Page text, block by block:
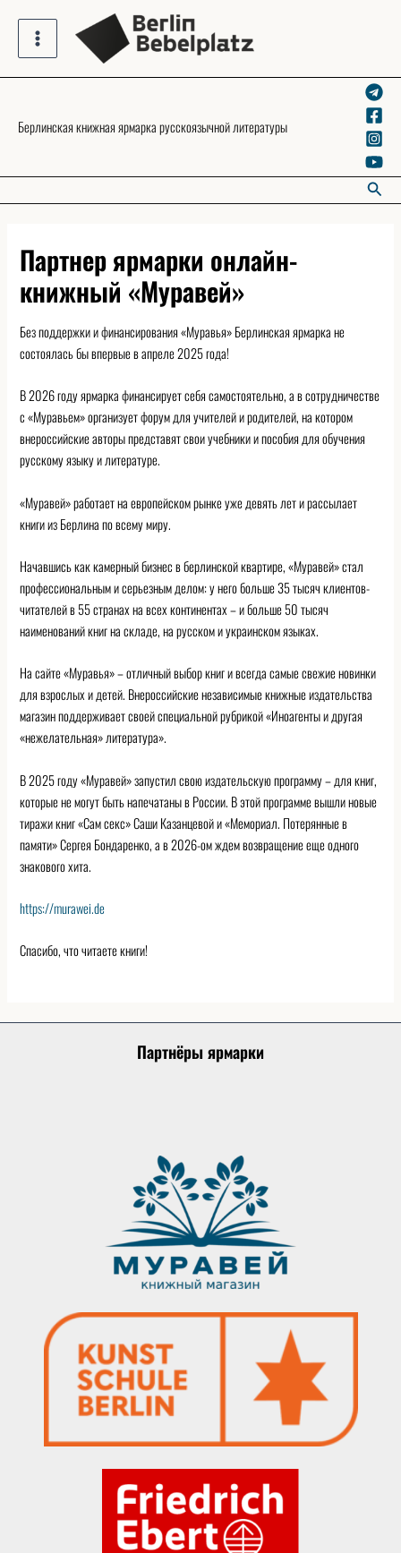
content Main
Берлинская книжная ярмарка русскоязычной литературы
Партнер ярмарки онлайн-
книжный «Муравей»
Без поддержки и финансирования «Муравья» Берлинская ярмарка не
состоялась бы впервые в апреле 2025 года!
В 2026 году ярмарка финансирует себя самостоятельно, а в сотрудничестве
с «Муравьем» организует форум для учителей и родителей, на котором
внероссийские авторы представят свои учебники и пособия для обучения
русскому языку и литературе.
«Муравей» работает на европейском рынке уже девять лет и рассылает
книги из Берлина по всему миру.
Начавшись как камерный бизнес в берлинской квартире, «Муравей» стал
профессиональным и серьезным делом: у него больше 35 тысяч клиентов-
читателей в 55 странах на всех континентах – и больше 50 тысяч
наименований книг на складе, на русском и украинском языках.
На сайте «Муравья» – отличный выбор книг и всегда самые свежие новинки
для взрослых и детей. Внероссийские независимые книжные издательства
магазин поддерживает своей специальной рубрикой «Иноагенты и другая
«нежелательная» литература».
В 2025 году «Муравей» запустил свою издательскую программу – для книг,
которые не могут быть напечатаны в России. В этой программе вышли новые
тиражи книг «Сам секс» Саши Казанцевой и «Мемориал. Потерянные в
памяти» Сергея Бондаренко, а в 2026-ом ждем возвращение еще одного
знакового хита.
https://murawei.de
Спасибо, что читаете книги!
Партнёры ярмарки